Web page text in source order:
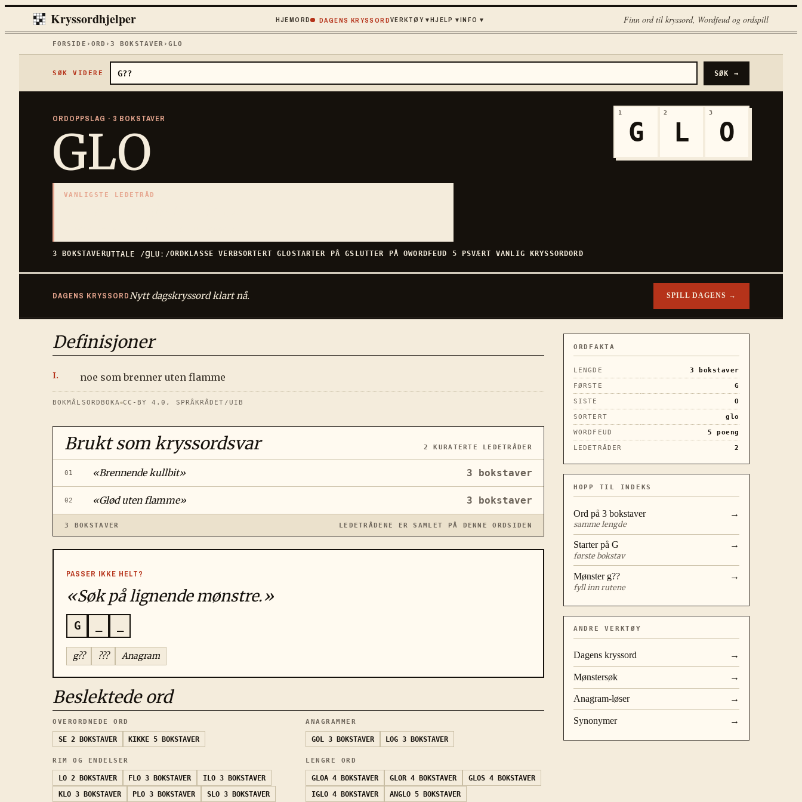
Kryssordhjelper HJEMORD DAGENS KRYSSORDVERKTØY▾HJELP ▾INFO ▾ Finn ord til kryssord, Wordfeud og ordspill
FORSIDE › ORD ›3 BOKSTAVER ›GLO
SØK VIDERE SØK →
ORDOPPSLAG · 3 BOKSTAVER
GLO
VANLIGSTE LEDETRÅD
3 BOKSTAVERUTTALE /ꞬLUː/ORDKLASSEVERBSORTERTGLOSTARTER PÅGSLUTTER PÅOWORDFEUD 5 PSVÆRT VANLIG KRYSSORDORD
1
G
2
L
3
O
DAGENS KRYSSORDNytt dagskryssord klart nå. SPILL DAGENS →
Definisjoner
noe som brenner uten flamme
BOKMÅLSORDBOKA CC-BY 4.0, SPRÅKRÅDET/UIB
Brukt som kryssordsvar 2 KURATERTE LEDETRÅDER
01 «Brennende kullbit» 3 bokstaver
02 «Glød uten flamme» 3 bokstaver
3 BOKSTAVER LEDETRÅDENE ER SAMLET PÅ DENNE ORDSIDEN
PASSER IKKE HELT?
«Søk på lignende mønstre.»
G
g?? ??? Anagram
Beslektede ord
OVERORDNEDE ORD
SE 2 BOKSTAVER KIKKE 5 BOKSTAVER
ANAGRAMMER
GOL 3 BOKSTAVER LOG 3 BOKSTAVER
RIM OG ENDELSER
LO 2 BOKSTAVER FLO 3 BOKSTAVER ILO 3 BOKSTAVER
KLO 3 BOKSTAVER PLO 3 BOKSTAVER SLO 3 BOKSTAVER
LENGRE ORD
GLOA 4 BOKSTAVER GLOR 4 BOKSTAVER GLOS 4 BOKSTAVER
IGLO 4 BOKSTAVER ANGLO 5 BOKSTAVER
ORDFAKTA
LENGDE 3
bokstaver
FØRSTE
G
SISTE
O
SORTERT
glo
WORDFEUD
5
poeng
LEDETRÅDER
2
HOPP TIL INDEKS
Ord på 3 bokstaver
samme lengde
→
Starter på G
første bokstav
→
Mønster g??
fyll inn rutene
→
ANDRE VERKTØY
Dagens kryssord →
Mønstersøk →
Anagram-løser →
Synonymer →